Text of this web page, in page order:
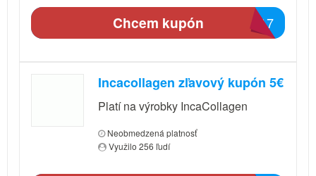
37A7
Chcem kupón
Incacollagen zľavový kupón 5€
Platí na výrobky IncaCollagen
Neobmedzená platnosť
Využilo 256 ľudí